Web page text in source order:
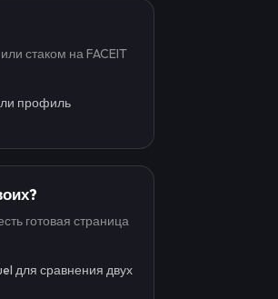
стаком на FACEIT
профиль
готовая страница
для сравнения двух